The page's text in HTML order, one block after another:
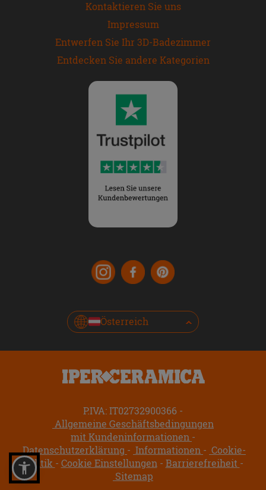
Kontaktieren Sie uns
Impressum
Entwerfen Sie Ihr 3D-Badezimmer
Entdecken Sie andere Kategorien
Österreich
P.IVA: IT02732900366
Allgemeine Geschäftsbedingungen
mit Kundeninformationen
Datenschutzerklärung
Informationen
Cookie-
Politik
Cookie Einstellungen
Barrierefreiheit
Sitemap